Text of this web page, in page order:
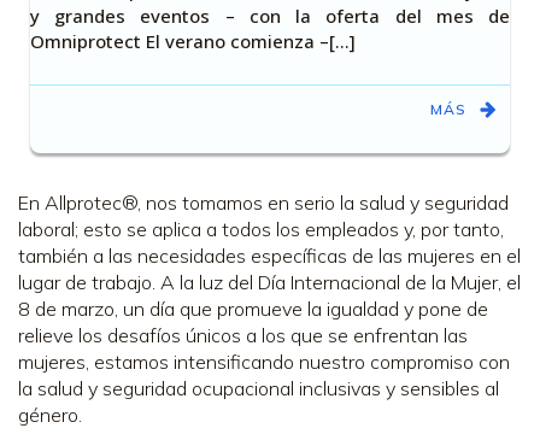
y grandes eventos – con la oferta del mes de
Omniprotect El verano comienza –[…]
MÁS
En Allprotec®, nos tomamos en serio la salud y seguridad
laboral; esto se aplica a todos los empleados y, por tanto,
también a las necesidades específicas de las mujeres en el
lugar de trabajo. A la luz del Día Internacional de la Mujer, el
8 de marzo, un día que promueve la igualdad y pone de
relieve los desafíos únicos a los que se enfrentan las
mujeres, estamos intensificando nuestro compromiso con
la salud y seguridad ocupacional inclusivas y sensibles al
género.